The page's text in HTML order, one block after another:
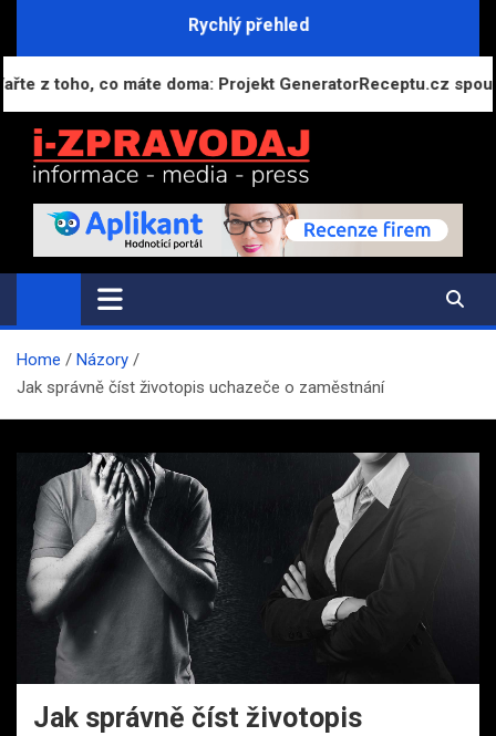
Rychlý přehled
co máte doma: Projekt GeneratorReceptu.cz spouští
i-ZPRAVODAJ.CZ
Přehled zpráv, novinek a zajímavostí
Home
Názory
Jak správně číst životopis uchazeče o zaměstnání
Jak správně číst životopis